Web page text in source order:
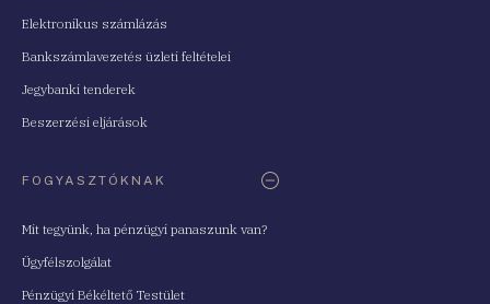
Elektronikus számlázás
Bankszámlavezetés üzleti feltételei
Jegybanki tenderek
Beszerzési eljárások
FOGYASZTÓKNAK
Mit tegyünk, ha pénzügyi panaszunk van?
Ügyfélszolgálat
Pénzügyi Békéltető Testület